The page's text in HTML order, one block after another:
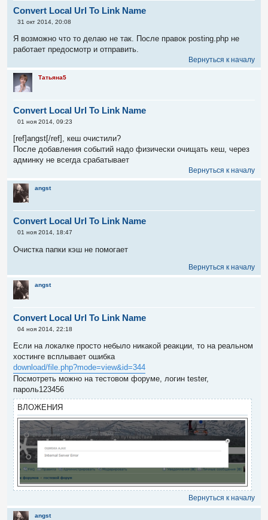
Convert Local Url To Link Name
С
о
б
щ
е
31 окт 2014, 20:08
Я возможно что то делаю не так. После правок posting.php не
работает предосмотр и отправить.
Вернуться к началу
Татьяна5
Convert Local Url To Link Name
С
б
щ
н
01 ноя 2014, 09:23
[ref]angst[/ref], кеш очистили?
После добавления событий надо физически очищать кеш, через
админку не всегда срабатывает
Вернуться к началу
angst
Convert Local Url To Link Name
С
о
б
н
и
е
01 ноя 2014, 18:47
Очистка папки кэш не помогает
Вернуться к началу
angst
Convert Local Url To Link Name
С
о
б
щ
н
и
04 ноя 2014, 22:18
Если на локалке просто небыло никакой реакции, то на реальном
хостинге всплывает ошибка
download/file.php?mode=view&id=344
Посмотреть можно на тестовом форуме, логин tester,
пароль123456
ВЛОЖЕНИЯ
Вернуться к началу
angst